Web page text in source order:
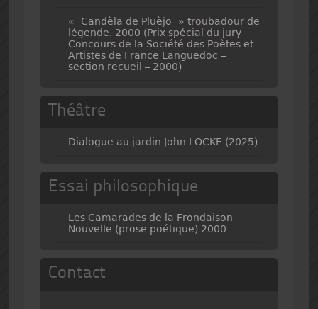
« Candèla de Pluèjo » troubadour de
légende. 2000 (Prix spécial du jury
Concours de la Société des Poètes et
Artistes de France Languedoc –
section recueil – 2000)
Théâtre
Dialogue au jardin John LOCKE (2025)
Essai philosophique
Les Camarades de la Frondaison
Nouvelle (prose poétique) 2000
Contact